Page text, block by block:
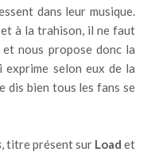
dans leur musique.
à la trahison, il ne faut
nous propose donc la
selon eux de la
dis bien tous les fans se
, titre présent sur Load et